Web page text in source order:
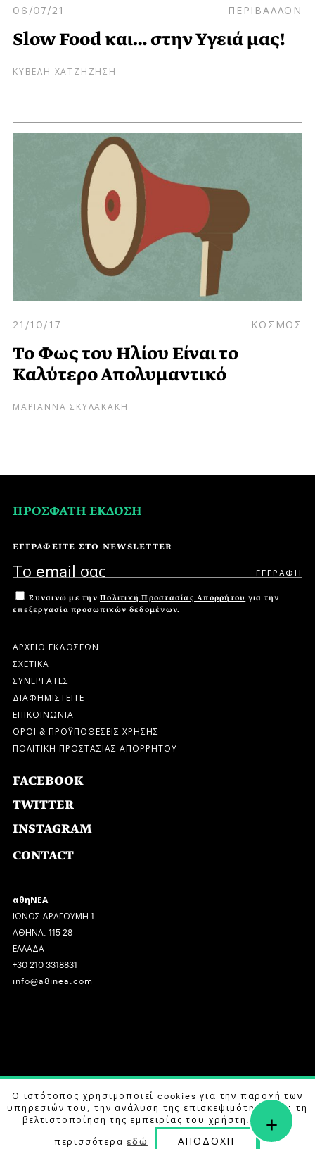
06/07/21 ΠΕΡΙΒΑΛΛΟΝ
Slow Food και… στην Υγειά μας!
ΚΥΒΕΛΗ ΧΑΤΖΗΖΗΣΗ
21/10/17 ΚΟΣΜΟΣ
Το Φως του Ηλίου Είναι το
Καλύτερο Απολυμαντικό
ΜΑΡΙΑΝΝΑ ΣΚΥΛΑΚΑΚΗ
ΠΡΟΣΦΑΤΗ ΕΚΔΟΣΗ
ΕΓΓΡΑΦΕΙΤΕ ΣΤΟ NEWSLETTER
Συναινώ με την Πολιτική Προστασίας Απορρήτου για την
επεξεργασία προσωπικών δεδομένων.
ΑΡΧΕΙΟ ΕΚΔΟΣΕΩΝ
ΣΧΕΤΙΚΑ
ΣΥΝΕΡΓΑΤΕΣ
ΔΙΑΦΗΜΙΣΤΕΙΤΕ
ΕΠΙΚΟΙΝΩΝΙΑ
ΟΡΟΙ & ΠΡΟΫΠΟΘΕΣΕΙΣ ΧΡΗΣΗΣ
ΠΟΛΙΤΙΚΗ ΠΡΟΣΤΑΣΙΑΣ ΑΠΟΡΡΗΤΟΥ
FACEBOOK
TWITTER
INSTAGRAM
CONTACT
αθηΝΕΑ
ΙΩΝΟΣ ΔΡΑΓΟΥΜΗ 1
ΑΘΗΝΑ, 115 28
ΕΛΛΑΔΑ
+30 210 3318831
info@a8inea.com
COPYRIGHT © 2026 αθηΝΕΑ, ALL RIGHTS RESERVED.
DESIGN BY G DESIGN STUDIO. DEVELOPED BYB LABS
Ο ιστότοπος χρησιμοποιεί cookies για την παροχή των
υπηρεσιών του, την ανάλυση της επισκεψιμότητας και τη
βελτιστοποίηση της εμπειρίας του χρήστη. Μάθετε
περισσότεραεδώ ΑΠΟΔΟΧΗ
+